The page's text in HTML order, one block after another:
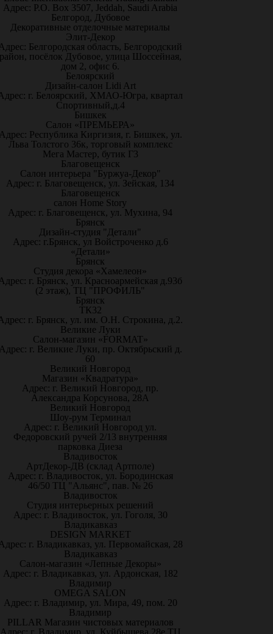
Адрес: P.O. Box 3507, Jeddah, Saudi Arabia
Белгород, Дубовое
Декоративные отделочные материалы
Элит-Декор
Белгородская область, Белгородский
посёлок Дубовое, улица Шоссейная,
дом 2, офис 6.
Белоярский
Дизайн-салон Lidi Art
г. Белоярский, ХМАО-Югра, квартал
Спортивный,д.4
Бишкек
Салон «ПРЕМЬЕРА»
Республика Киргизия, г. Бишкек, ул.
Льва Толстого 36к, торговый комплекс
Мега Мастер, бутик Г3
Благовещенск
Салон интерьера "Буржуа-Декор"
Адрес: г. Благовещенск, ул. Зейская, 134
Благовещенск
салон Home Story
Адрес: г. Благовещенск, ул. Мухина, 94
Брянск
Дизайн-студия "Детали"
Адрес: г.Брянск, ул Войстроченко д.6
«Детали»
Брянск
Студия декора «Хамелеон»
г. Брянск, ул. Красноармейская д.93б
(2 этаж), ТЦ "ПРОФИЛЬ"
Брянск
ТК32
г. Брянск, ул. им. О.Н. Строкина, д.2.
Великие Луки
Салон-магазин «FORMAT»
г. Великие Луки, пр. Октябрьский д.
60
Великий Новгород
Магазин «Квадратура»
Адрес: г. Великий Новгород, пр.
Александра Корсунова, 28А
Великий Новгород
Шоу-рум Терминал
Адрес: г. Великий Новгород ул.
Федоровский ручей 2/13 внутренняя
парковка Диеза
Владивосток
АртДекор-ДВ (склад Артполе)
Адрес: г. Владивосток, ул. Бородинская
46/50 ТЦ "Альянс", пав. № 26
Владивосток
Студия интерьерных решений
Адрес: г. Владивосток, ул. Гоголя, 30
Владикавказ
DESIGN MARKET
г. Владикавказ, ул. Первомайская, 28
Владикавказ
Салон-магазин «Лепные Декоры»
Адрес: г. Владикавказ, ул. Ардонская, 182
Владимир
OMEGA SALON
Адрес: г. Владимир, ул. Мира, 49, пом. 20
Владимир
PILLAR Магазин чистовых материалов
Адрес: г. Владимир, ул. Куйбышева 28е ТЦ